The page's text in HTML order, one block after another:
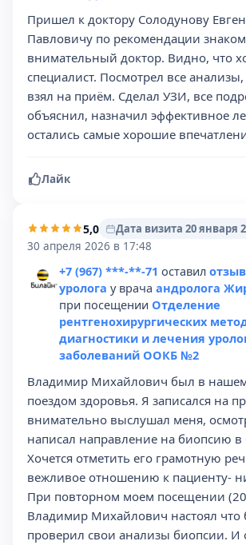
Пришел к доктору Солодунову
Павловичу по рекомендации
внимательный доктор. Видно, что
специалист. Посмотрел все
взял на приём. Сделал УЗИ, все
объяснил, назначил эффективное
остались самые хорошие
Лайк
5,0
Дата визита 20 января
30 апреля 2026 в 17:48
+7 (967) ***-**-71 оставил
уролога у врача андролога
при посещении Отделение
рентгенохирургических
диагностики и лечения
заболеваний ООКБ №2
Владимир Михайлович был в нашем
поездом здоровья. Я записался на
внимательно выслушал меня,
написал направление на биопсию в
Хочется отметить его грамотную
вежливое отношению к пациенту-
При повторном моем посещении
Владимир Михайлович настоял что
проверил свои анализы биопсии. И